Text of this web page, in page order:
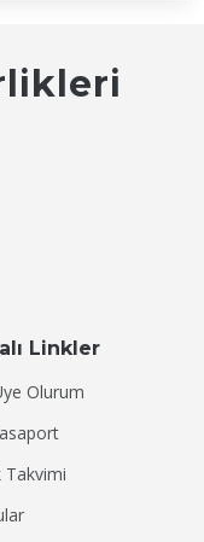
Linkler
Olurum
Takvimi